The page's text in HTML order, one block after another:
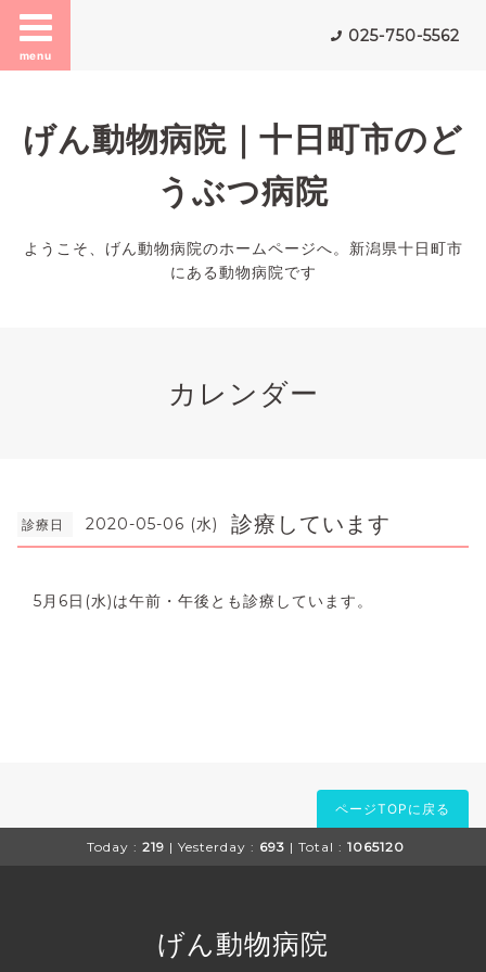
menu
025-750-5562
げん動物病院｜十日町市のど
うぶつ病院
ようこそ、げん動物病院のホームページへ。新潟県十日町市
にある動物病院です
カレンダー
診療日 2020-05-06 (水) 診療しています
5月6日(水)は午前・午後とも診療しています。
ページTOPに戻る
Today : 219 | Yesterday : 693 | Total : 1065120
げん動物病院